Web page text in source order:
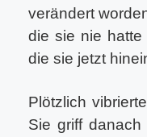
verändert
die sie nie hatte
die sie jetzt
Plötzlich
Sie griff